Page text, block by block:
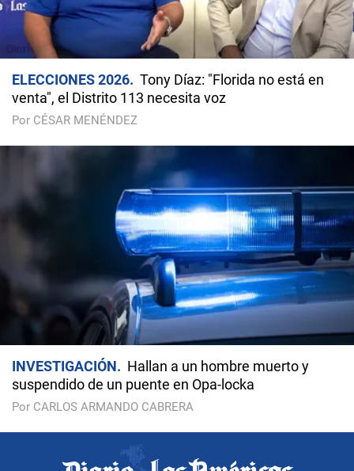
ELECCIONES 2026
Tony Díaz: "Florida no está en
venta", el Distrito 113 necesita voz
Por CÉSAR MENÉNDEZ
INVESTIGACIÓN
Hallan a un hombre muerto y
suspendido de un puente en Opa-locka
Por CARLOS ARMANDO CABRERA